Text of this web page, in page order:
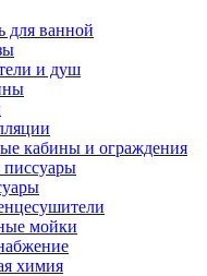
для ванной
и душ
кабины и ограждения
писсуары
мойки
химия